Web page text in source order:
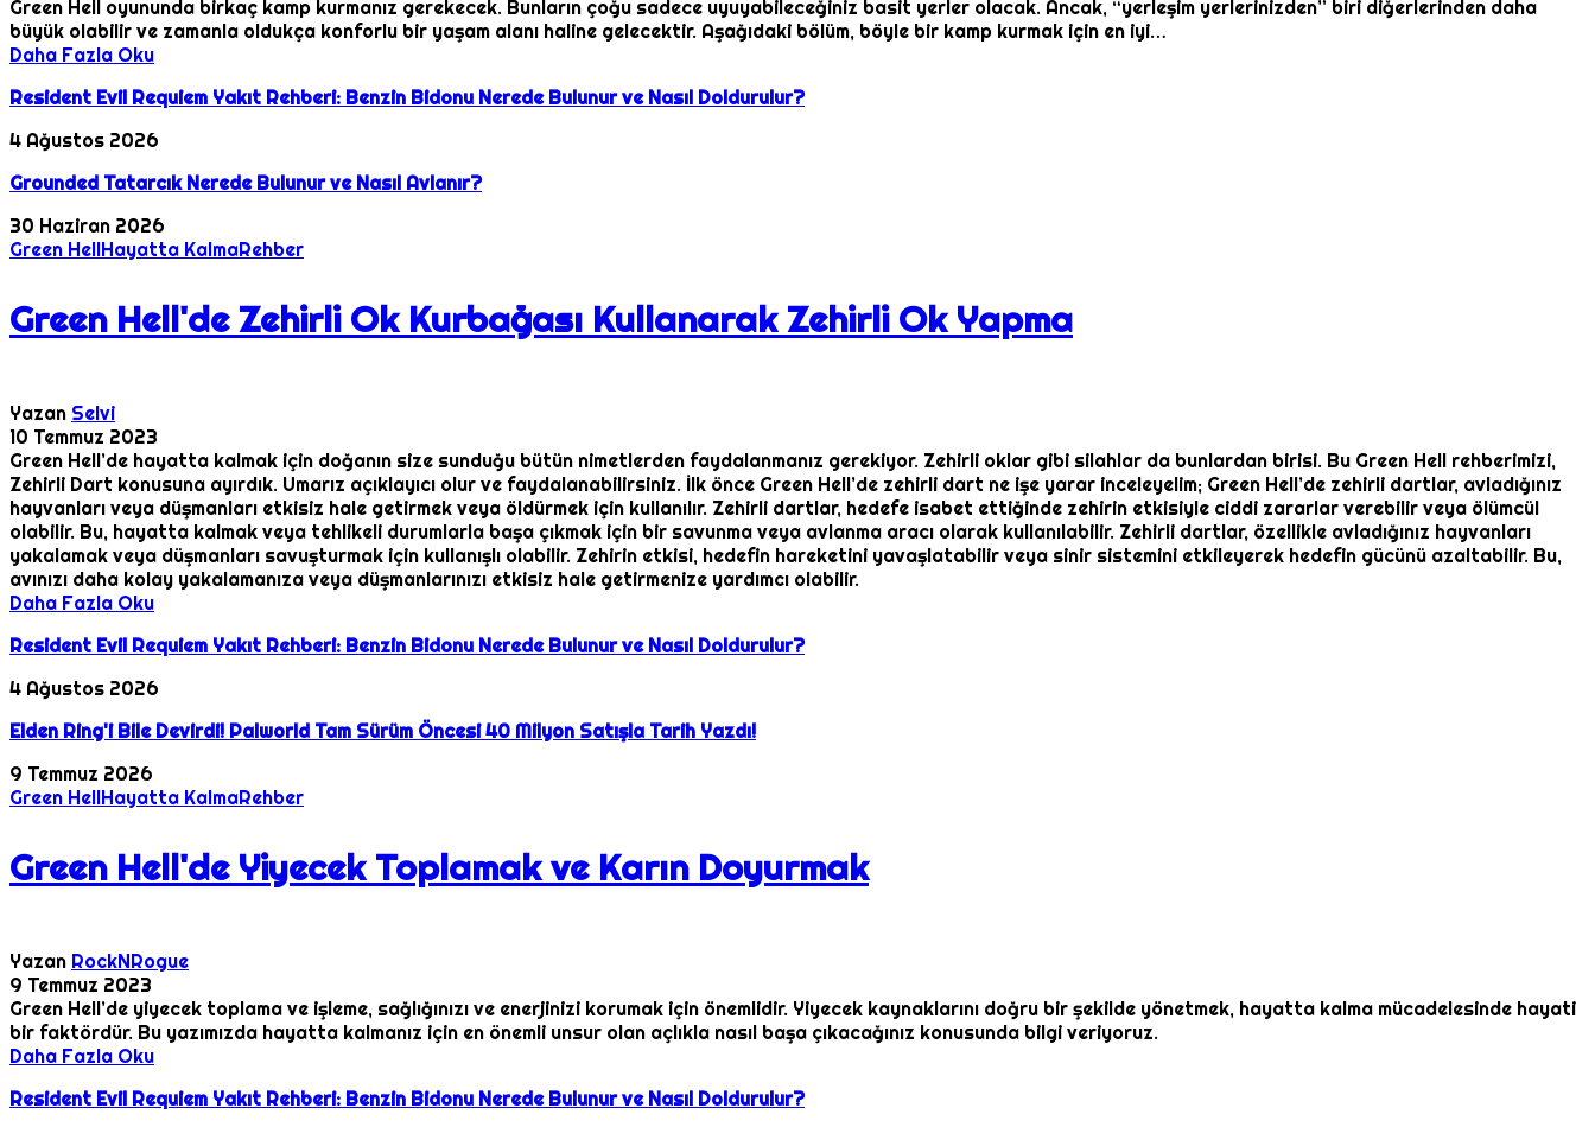
Green Hell oyununda birkaç kamp kurmanız gerekecek. Bunların çoğu sadece uyuyabileceğiniz basit yerler olacak. Ancak, “yerleşim yerlerinizden” biri diğerlerinden daha
büyük olabilir ve zamanla oldukça konforlu bir yaşam alanı haline gelecektir. Aşağıdaki bölüm, böyle bir kamp kurmak için en iyi…
Daha Fazla Oku
Resident Evil Requiem Yakıt Rehberi: Benzin Bidonu Nerede Bulunur ve Nasıl Doldurulur?
4 Ağustos 2026
Grounded Tatarcık Nerede Bulunur ve Nasıl Avlanır?
30 Haziran 2026
Green HellHayatta KalmaRehber
Green Hell'de Zehirli Ok Kurbağası Kullanarak Zehirli Ok Yapma
Yazan Selvi
10 Temmuz 2023
Green Hell’de hayatta kalmak için doğanın size sunduğu bütün nimetlerden faydalanmanız gerekiyor. Zehirli oklar gibi silahlar da bunlardan birisi. Bu Green Hell rehberimizi,
Zehirli Dart konusuna ayırdık. Umarız açıklayıcı olur ve faydalanabilirsiniz. İlk önce Green Hell’de zehirli dart ne işe yarar inceleyelim; Green Hell’de zehirli dartlar, avladığınız
hayvanları veya düşmanları etkisiz hale getirmek veya öldürmek için kullanılır. Zehirli dartlar, hedefe isabet ettiğinde zehirin etkisiyle ciddi zararlar verebilir veya ölümcül
olabilir. Bu, hayatta kalmak veya tehlikeli durumlarla başa çıkmak için bir savunma veya avlanma aracı olarak kullanılabilir. Zehirli dartlar, özellikle avladığınız hayvanları
yakalamak veya düşmanları savuşturmak için kullanışlı olabilir. Zehirin etkisi, hedefin hareketini yavaşlatabilir veya sinir sistemini etkileyerek hedefin gücünü azaltabilir. Bu,
avınızı daha kolay yakalamanıza veya düşmanlarınızı etkisiz hale getirmenize yardımcı olabilir.
Daha Fazla Oku
Resident Evil Requiem Yakıt Rehberi: Benzin Bidonu Nerede Bulunur ve Nasıl Doldurulur?
4 Ağustos 2026
Elden Ring'i Bile Devirdi! Palworld Tam Sürüm Öncesi 40 Milyon Satışla Tarih Yazdı!
9 Temmuz 2026
Green HellHayatta KalmaRehber
Green Hell'de Yiyecek Toplamak ve Karın Doyurmak
Yazan RockNRogue
9 Temmuz 2023
Green Hell’de yiyecek toplama ve işleme, sağlığınızı ve enerjinizi korumak için önemlidir. Yiyecek kaynaklarını doğru bir şekilde yönetmek, hayatta kalma mücadelesinde hayati
bir faktördür. Bu yazımızda hayatta kalmanız için en önemli unsur olan açlıkla nasıl başa çıkacağınız konusunda bilgi veriyoruz.
Daha Fazla Oku
Resident Evil Requiem Yakıt Rehberi: Benzin Bidonu Nerede Bulunur ve Nasıl Doldurulur?